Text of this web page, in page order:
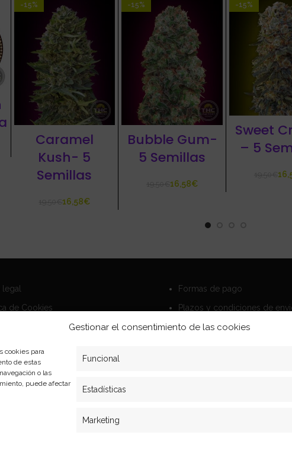
Gestionar el consentimiento de las cookies
cookies para
de estas
o las
puede afectar
Funcional
Estadísticas
Marketing
-15%
Caramel
Kush- 5
Semillas
€16,58€
-15%
Bubble Gum-
5 Semillas
€16,58€
-15%
Sweet
– 5
de Cookies
Formas de pago
Plazos y condiciones de
Politica de devoluciones